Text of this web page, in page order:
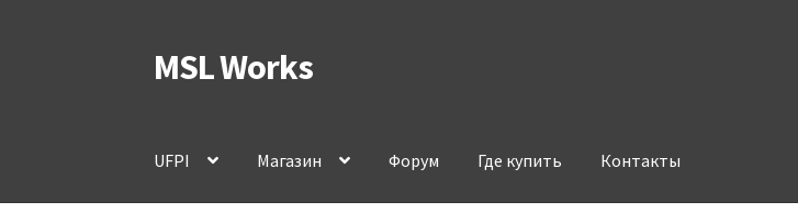
Перейти
к
Перейти
к
MSL Works
UFPI Магазин Форум Где купить Контакты